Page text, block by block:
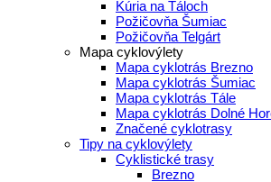
Kúria na Táloch
Požičovňa Šumiac
Požičovňa Telgárt
Mapa cyklovýlety
Mapa cyklotrás Brezno
Mapa cyklotrás Šumiac
Mapa cyklotrás Tále
Mapa cyklotrás Dolné
Značené cyklotrasy
Tipy na cyklovýlety
Cyklistické trasy
Brezno